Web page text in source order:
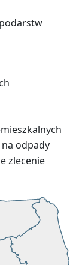
odpady
zlecenie